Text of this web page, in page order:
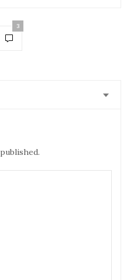
3
chic une chemise blanche,